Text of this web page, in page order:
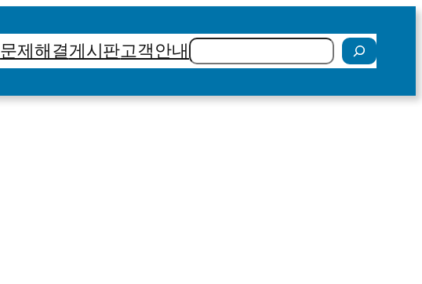
문제해결게시판고객안내
색